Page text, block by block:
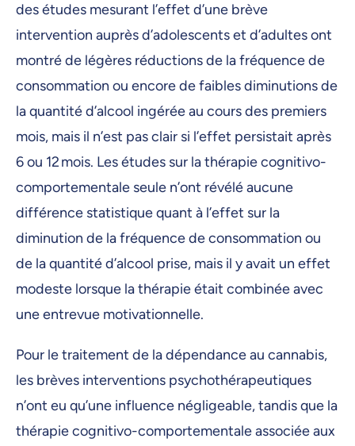
des études mesurant l’effet d’une brève
intervention auprès d’adolescents et d’adultes ont
montré de légères réductions de la fréquence de
consommation ou encore de faibles diminutions de
la quantité d’alcool ingérée au cours des premiers
mois, mais il n’est pas clair si l’effet persistait après
6 ou 12 mois. Les études sur la thérapie cognitivo-
comportementale seule n’ont révélé aucune
différence statistique quant à l’effet sur la
diminution de la fréquence de consommation ou
de la quantité d’alcool prise, mais il y avait un effet
modeste lorsque la thérapie était combinée avec
une entrevue motivationnelle.
Pour le traitement de la dépendance au cannabis,
les brèves interventions psychothérapeutiques
n’ont eu qu’une influence négligeable, tandis que la
thérapie cognitivo-comportementale associée aux